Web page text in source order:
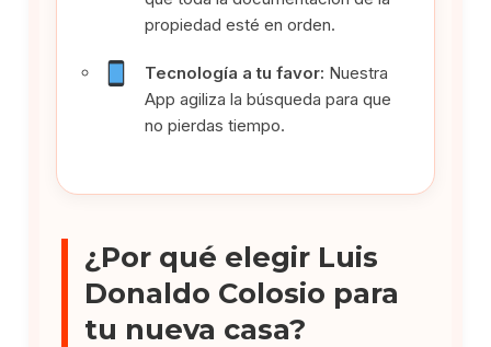
propiedad esté en orden.
Tecnología a tu favor: Nuestra
App agiliza la búsqueda para que
no pierdas tiempo.
¿Por qué elegir Luis
Donaldo Colosio para
tu nueva casa?